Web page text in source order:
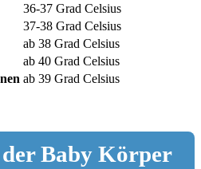
36-37 Grad Celsius
37-38 Grad Celsius
ab 38 Grad Celsius
ab 40 Grad Celsius
ab 39 Grad Celsius
Baby Körper